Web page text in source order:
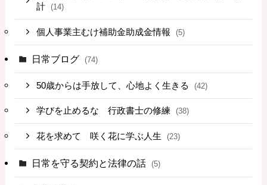
計
(14)
個人事業主むけ補助金助成金情報 (5)
日常ブログ (74)
50歳からは手放して、心地よく生きる (42)
学びを止めるな 行政書士の修練 (38)
花を求めて 咲く花に学ぶ人生 (23)
日常を守る契約と法律の話 (5)